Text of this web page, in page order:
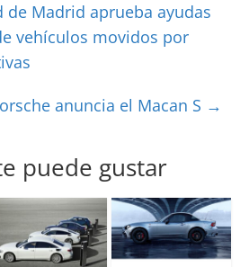
de Madrid aprueba ayudas
vehículos movidos por
anuncia el Macan S →
puede gustar